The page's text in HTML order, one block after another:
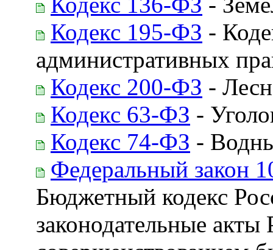
Кодекс 195-ФЗ -
административных
Кодекс 200-ФЗ -
Кодекс 63-ФЗ -
Кодекс 74-ФЗ -
Федеральный закон
Бюджетный кодекс
законодательные